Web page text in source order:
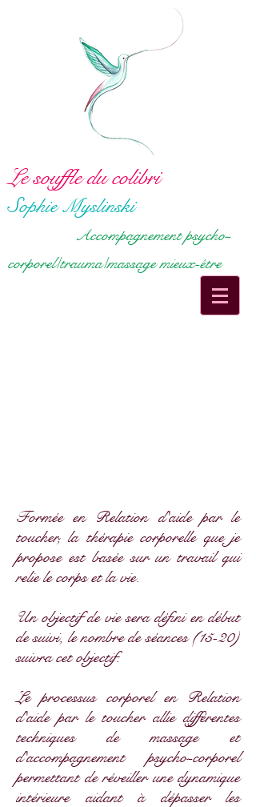
Le souffle du colibri
Sophie Myslinski
Accompagnement psycho-
corporel/trauma/massage mieux-être
Formée en Relation d'aide par le
toucher, la thérapie corporelle que je
propose est basée sur un travail qui
relie le corps et la vie.
Un objectif de vie sera défini en début
de suivi, le nombre de séances (15-20)
suivra cet objectif.
Le processus corporel en Relation
d'aide par le toucher allie différentes
techniques de massage et
d'accompagnement psycho-corporel
permettant de réveiller une dynamique
intérieure aidant à dépasser les